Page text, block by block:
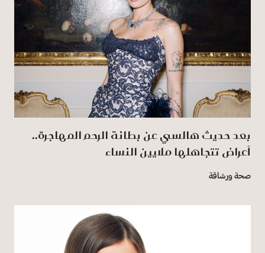
بعد حديث هالسي عن بطانة الرحم المهاجرة..
أعراض تتجاهلها ملايين النساء
صحة ورشاقة